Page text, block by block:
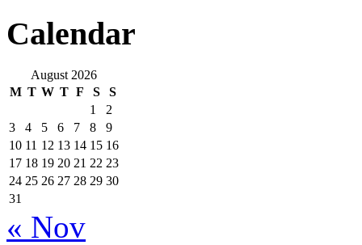
Calendar
August 2026
M T W T F S
S
1
2
3
4 5 6 7 8
9
10 11 12 13 14 15 16
17 18 19 20 21 22 23
24 25 26 27 28 29 30
31
« Nov